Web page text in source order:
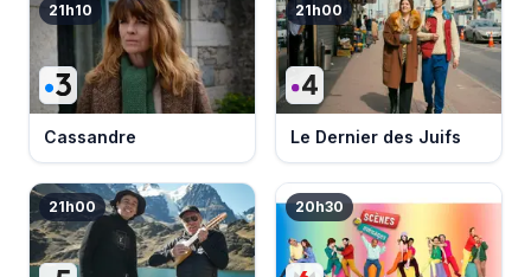
21h10
Cassandre
21h00
Le Dernier des Juifs
21h00 20h30